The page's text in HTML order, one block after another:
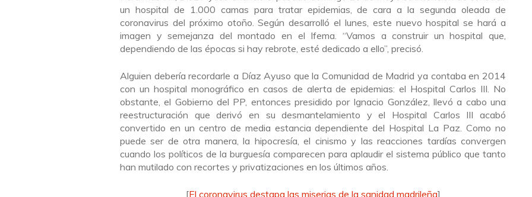
un hospital de 1.000 camas para tratar epidemias, de cara a la segunda oleada de
coronavirus del próximo otoño. Según desarrolló el lunes, este nuevo hospital se hará a
imagen y semejanza del montado en el Ifema. “Vamos a construir un hospital que,
dependiendo de las épocas si hay rebrote, esté dedicado a ello”, precisó.
Alguien debería recordarle a Díaz Ayuso que la Comunidad de Madrid ya contaba en 2014
con un hospital monográfico en casos de alerta de epidemias: el Hospital Carlos III. No
obstante, el Gobierno del PP, entonces presidido por Ignacio González, llevó a cabo una
reestructuración que derivó en su desmantelamiento y el Hospital Carlos III acabó
convertido en un centro de media estancia dependiente del Hospital La Paz. Como no
puede ser de otra manera, la hipocresía, el cinismo y las reacciones tardías convergen
cuando los políticos de la burguesía comparecen para aplaudir el sistema público que tanto
han mutilado con recortes y privatizaciones en los últimos años.
[El coronavirus destapa las miserias de la sanidad madrileña]